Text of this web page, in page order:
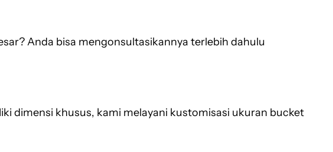
Anda bisa mengonsultasikannya terlebih dahulu
dimensi khusus, kami melayani kustomisasi ukuran bucket